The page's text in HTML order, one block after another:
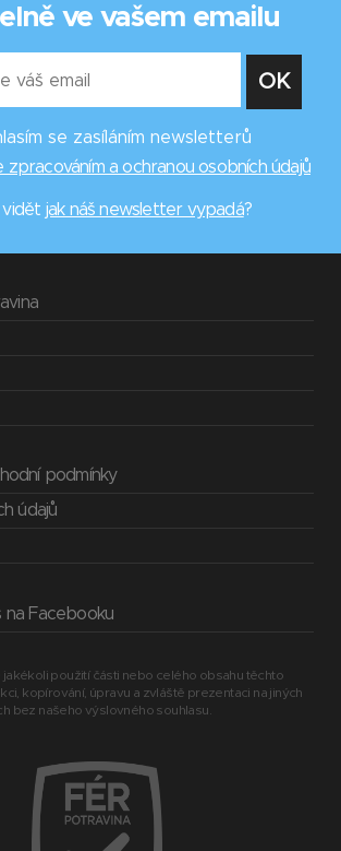
ve vašem emailu
se zasíláním newsletterů
zpracováním a ochranou osobních údajů
jak náš newsletter vypadá?
podmínky
údajů
Facebooku
jakékoli použití části nebo celého obsahu těchto
kopírování, úpravu a zvláště prezentaci na jiných
bez našeho výslovného souhlasu.